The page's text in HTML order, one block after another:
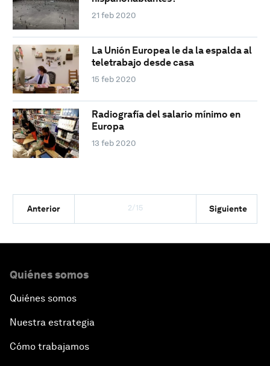
21 feb 2020
La Unión Europea le da la espalda al
teletrabajo desde casa
15 feb 2020
Radiografía del salario mínimo en
Europa
13 feb 2020
Anterior 2/15 Siguiente
Quiénes somos
Quiénes somos
Nuestra estrategia
Cómo trabajamos